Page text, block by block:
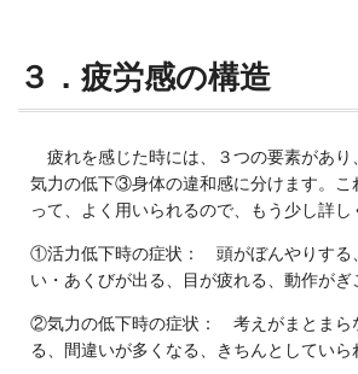
３．疲労感の構造
疲れを感じた時には、３つの要素があ
気力の低下③身体の違和感に分けます。こ
って、よく用いられるので、もう少し詳し
①活力低下時の症状： 頭がぼんやりする
い・あくびが出る、目が疲れる、動作がぎ
②気力の低下時の症状： 考えがまとまら
る、間違いが多くなる、きちんとしていら